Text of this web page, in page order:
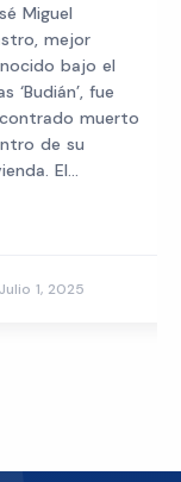
Agosto 20, 2025